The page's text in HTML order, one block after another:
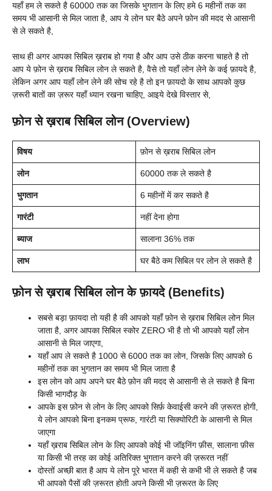
यहाँ हम ले सकते है 60000 तक का जिसके भुगतान के लिए हमे 6 महीनों तक का
समय भी आसानी से मिल जाता है, आप ये लोन घर बैठे अपने फ़ोन की मदद से आसानी
से ले सकते है,
साथ ही अगर आपका सिबिल ख़राब हो गया है और आप उसे ठीक करना चाहते है तो
आप ये फ़ोन से ख़राब सिबिल लोन ले सकते है, वैसे तो यहाँ लोन लेने के कई फ़ायदे है,
लेकिन अगर आप यहाँ लोन लेने की सोच रहे है तो इन फ़ायदो के साथ आपको कुछ
ज़रूरी बातों का ज़रूर यहाँ ध्यान रखना चाहिए, आइये देखे विस्तार से,
फ़ोन से ख़राब सिबिल लोन (Overview)
विषय फ़ोन से ख़राब सिबिल लोन
लोन 60000 तक ले सकते है
भुगतान 6 महीनों में कर सकते है
गारंटी नहीं देना होगा
ब्याज सालाना 36% तक
लाभ घर बैठे कम सिबिल पर लोन ले सकते है
फ़ोन से ख़राब सिबिल लोन के फ़ायदे (Benefits)
सबसे बड़ा फ़ायदा तो यही है की आपको यहाँ फ़ोन से ख़राब सिबिल लोन मिल
जाता है, अगर आपका सिबिल स्कोर ZERO भी है तो भी आपको यहाँ लोन
आसानी से मिल जाएगा,
यहाँ आप ले सकते है 1000 से 6000 तक का लोन, जिसके लिए आपको 6
महीनों तक का भुगतान का समय भी मिल जाता है
इस लोन को आप अपने घर बैठे फ़ोन की मदद से आसानी से ले सकते है बिना
किसी भागदौड़ के
आपके इस फ़ोन से लोन के लिए आपको सिर्फ़ केवाईसी करने की ज़रूरत होगी,
ये लोन आपको बिना इनकम प्रूफ, गारंटी या सिक्योरिटी के आसानी से मिल
जाएगा
यहाँ ख़राब सिबिल लोन के लिए आपको कोई भी जॉइनिंग फ़ीस, सालाना फ़ीस
या किसी भी तरह का कोई अतिरिक्त भुगतान करने की ज़रूरत नहीं
दोस्तों अच्छी बात है आप ये लोन पूरे भारत में कही से कभी भी ले सकते है जब
भी आपको पैसों की ज़रूरत होती अपने किसी भी ज़रूरत के लिए